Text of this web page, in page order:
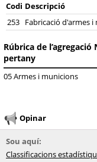
Codi Descripció
253 Fabricació d'armes
Rúbrica de
pertany
05 Armes i municions
Opinar
Sou aquí:
Classificacions